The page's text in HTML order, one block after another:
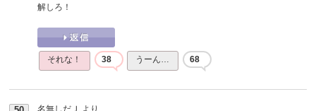
解しろ！
それな！ 38 うーん… 68
名無しだＪ より